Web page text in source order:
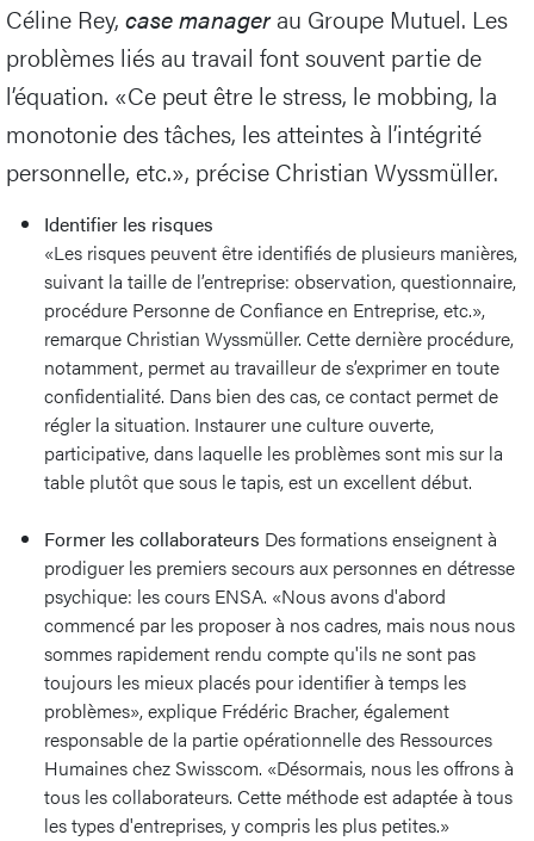
Céline Rey, case managerau Groupe Mutuel. Les
problèmes liés au travail font souvent partie de
l’équation. «Ce peut être le stress, le mobbing, la
monotonie des tâches, les atteintes à l’intégrité
personnelle, etc.», précise Christian Wyssmüller.
Identifier les risques
«Les risques peuvent être identifiés de plusieurs manières,
suivant la taille de l’entreprise: observation, questionnaire,
procédure Personne de Confiance en Entreprise, etc.»,
remarque Christian Wyssmüller. Cette dernière procédure,
notamment, permet au travailleur de s’exprimer en toute
confidentialité. Dans bien des cas, ce contact permet de
régler la situation. Instaurer une culture ouverte,
participative, dans laquelle les problèmes sont mis sur la
table plutôt que sous le tapis, est un excellent début.
Former les collaborateurs Des formations enseignent à
prodiguer les premiers secours aux personnes en détresse
psychique: les cours ENSA. «Nous avons d'abord
commencé par les proposer à nos cadres, mais nous nous
sommes rapidement rendu compte qu'ils ne sont pas
toujours les mieux placés pour identifier à temps les
problèmes», explique Frédéric Bracher, également
responsable de la partie opérationnelle des Ressources
Humaines chez Swisscom. «Désormais, nous les offrons à
tous les collaborateurs. Cette méthode est adaptée à tous
les types d'entreprises, y compris les plus petites.»